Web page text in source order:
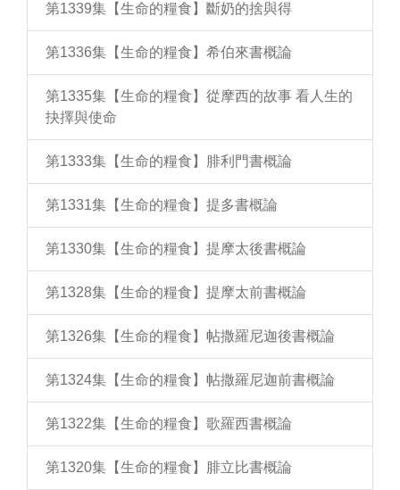
第1339集【生命的糧食】斷奶的捨與得
第1336集【生命的糧食】希伯來書概論
第1335集【生命的糧食】從摩西的故事 看人生的
抉擇與使命
第1333集【生命的糧食】腓利門書概論
第1331集【生命的糧食】提多書概論
第1330集【生命的糧食】提摩太後書概論
第1328集【生命的糧食】提摩太前書概論
第1326集【生命的糧食】帖撒羅尼迦後書概論
第1324集【生命的糧食】帖撒羅尼迦前書概論
第1322集【生命的糧食】歌羅西書概論
第1320集【生命的糧食】腓立比書概論